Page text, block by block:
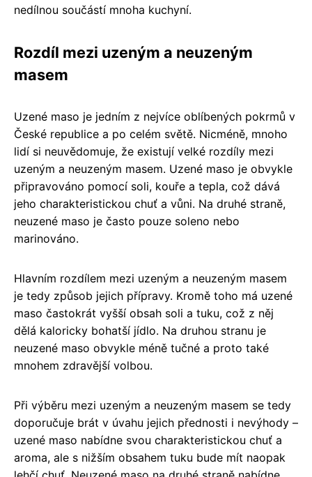
nedílnou součástí mnoha kuchyní.
Rozdíl mezi uzeným a neuzeným
masem
Uzené maso je jedním z nejvíce oblíbených pokrmů v
České republice a po celém světě. Nicméně, mnoho
lidí si neuvědomuje, že existují velké rozdíly mezi
uzeným a neuzeným masem. Uzené maso je obvykle
připravováno pomocí soli, kouře a tepla, což dává
jeho charakteristickou chuť a vůni. Na druhé straně,
neuzené maso je často pouze soleno nebo
marinováno.
Hlavním rozdílem mezi uzeným a neuzeným masem
je tedy způsob jejich přípravy. Kromě toho má uzené
maso častokrát vyšší obsah soli a tuku, což z něj
dělá kaloricky bohatší jídlo. Na druhou stranu je
neuzené maso obvykle méně tučné a proto také
mnohem zdravější volbou.
Při výběru mezi uzeným a neuzeným masem se tedy
doporučuje brát v úvahu jejich přednosti i nevýhody –
uzené maso nabídne svou charakteristickou chuť a
aroma, ale s nižším obsahem tuku bude mít naopak